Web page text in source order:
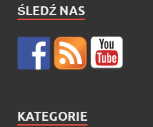
ŚLEDŹ NAS
KATEGORIE